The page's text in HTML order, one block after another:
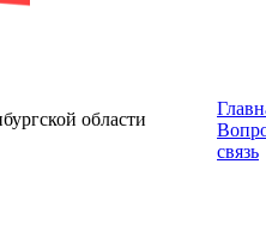
области
связь